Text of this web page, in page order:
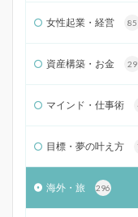
女性起業・経営 85
資産構築・お金 29
マインド・仕事術
目標・夢の叶え方
海外・旅 296